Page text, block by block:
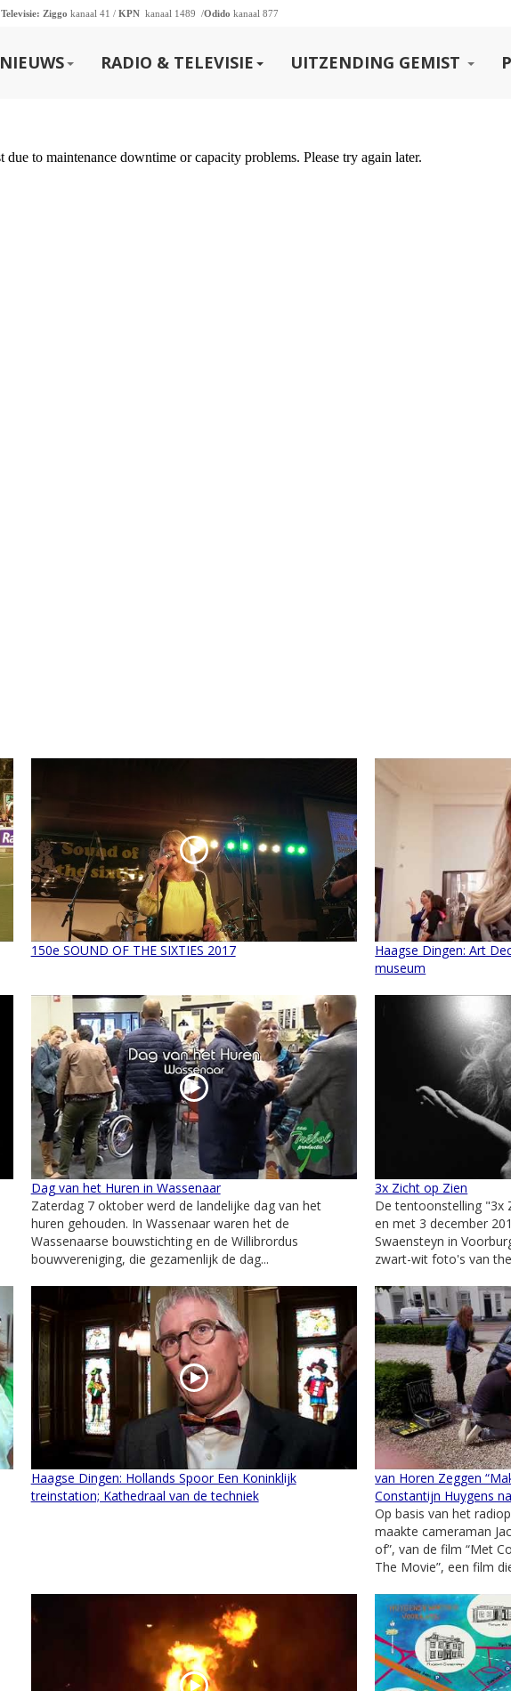
Televisie: Ziggo kanaal 41 / KPN kanaal 1489 /Odido kanaal 877
NIEUWS RADIO & TELEVISIE UITZENDING GEMIST
150e SOUND OF THE SIXTIES 2017
Haagse Dingen: Art
museum
Dag van het Huren in Wassenaar
Zaterdag 7 oktober werd de landelijke dag van het
huren gehouden. In Wassenaar waren het de
Wassenaarse bouwstichting en de Willibrordus
bouwvereniging, die gezamenlijk de dag...
3x Zicht op Zien
De tentoonstelling "3x
en met 3 december
Swaensteyn in
zwart-wit foto's van
Haagse Dingen: Hollands Spoor Een Koninklijk
treinstation; Kathedraal van de techniek
van Horen Zeggen
Constantijn Huygens
Op basis van het
maakte cameraman
of”, van de film “Met
The Movie”, een film